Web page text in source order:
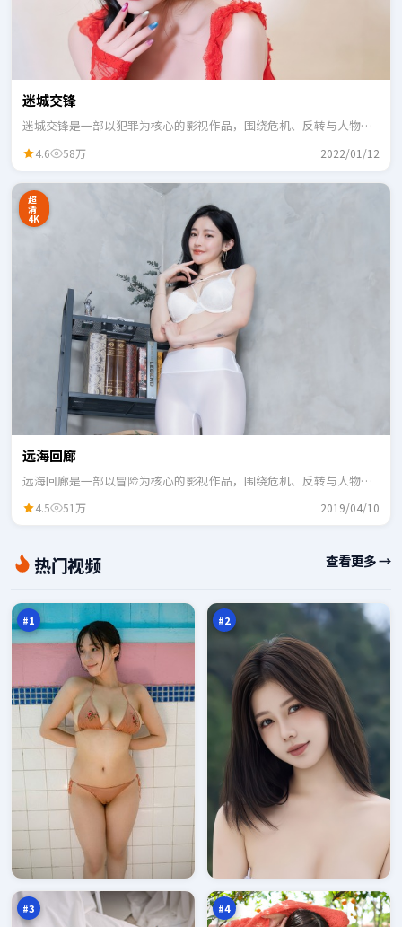
迷城交锋
迷城交锋是一部以犯罪为核心的影视作品，围绕危机、反转与人物成
4.6 58万 2022/01/12
超
清
4K
远海回廊
远海回廊是一部以冒险为核心的影视作品，围绕危机、反转与人物成
4.5 51万 2019/04/10
热门视频 查看更多 →
#1
雪
余 97
#2
#3
控
清
单
96
万
#4
令万